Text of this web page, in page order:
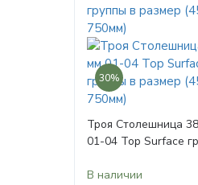
30%
Троя Столешница
01-04 Top Surface
В наличии